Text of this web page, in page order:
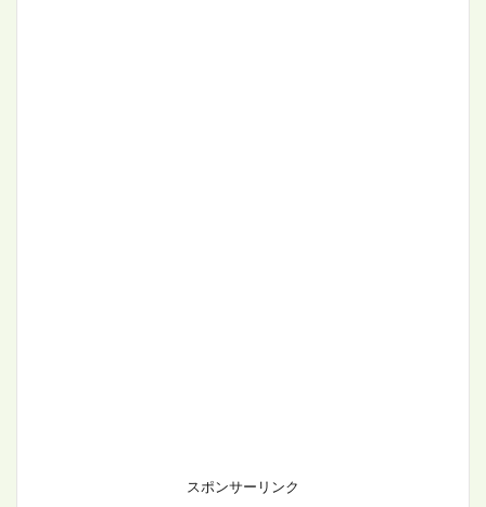
スポンサーリンク